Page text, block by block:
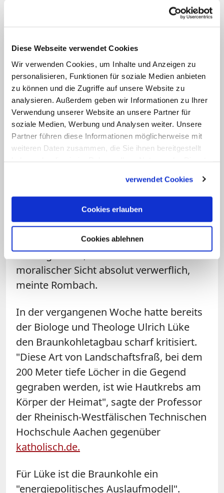
Diese Webseite verwendet Cookies
Wir verwenden Cookies, um Inhalte und Anzeigen zu
personalisieren, Funktionen für soziale Medien anbieten
zu können und die Zugriffe auf unsere Website zu
analysieren. Außerdem geben wir Informationen zu Ihrer
Verwendung unserer Website an unsere Partner für
soziale Medien, Werbung und Analysen weiter. Unsere
Partner führen diese Informationen möglicherweise mit
weiteren Daten zusammen, die Sie ihnen bereitgestellt
verwendet Cookies
Cookies erlauben
Cookies ablehnen
"Hautkrebs am Körper der Heimat"
Selbst wenn Garzweiler vorzeitig
gestoppt würde - für die St. Lambertus-
Kirche sowie für die Orte Immerath und
Borschemich käme dies zu spät, hatte
Pfarrer Werner Rombach gegenüber der
Großteil der Menschen hier ist schon
weg. Was will ich mit einer Kirche in
einem Ort, der nicht mehr existiert?"
Sollte sich letztlich herausstellen, dass
die Umsiedlungen am Ende eigentlich
unnötig waren, so wäre dies aus
moralischer Sicht absolut verwerflich,
meinte Rombach.
In der vergangenen Woche hatte bereits
der Biologe und Theologe Ulrich Lüke
den Braunkohletagbau scharf kritisiert.
"Diese Art von Landschaftsfraß, bei dem
200 Meter tiefe Löcher in die Gegend
gegraben werden, ist wie Hautkrebs am
Körper der Heimat", sagte der Professor
der Rheinisch-Westfälischen Technischen
Hochschule Aachen gegenüber
katholisch.de.
Für Lüke ist die Braunkohle ein
"energiepolitisches Auslaufmodell".